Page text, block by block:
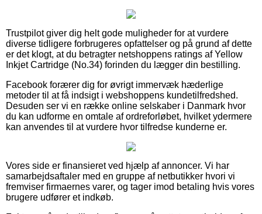
Trustpilot giver dig helt gode muligheder for at vurdere
diverse tidligere forbrugeres opfattelser og på grund af dette
er det klogt, at du betragter netshoppens ratings af Yellow
Inkjet Cartridge (No.34) forinden du lægger din bestilling.
Facebook forærer dig for øvrigt immervæk hæderlige
metoder til at få indsigt i webshoppens kundetilfredshed.
Desuden ser vi en række online selskaber i Danmark hvor
du kan udforme en omtale af ordreforløbet, hvilket ydermere
kan anvendes til at vurdere hvor tilfredse kunderne er.
Vores side er finansieret ved hjælp af annoncer. Vi har
samarbejdsaftaler med en gruppe af netbutikker hvori vi
fremviser firmaernes varer, og tager imod betaling hvis vores
brugere udfører et indkøb.